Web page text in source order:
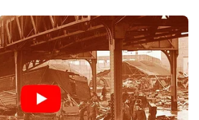
когда счет закрывается,
и женщина, которая
решает больше этого не
к своей машине через
воздух, не услышав за
требовало бы ответа.